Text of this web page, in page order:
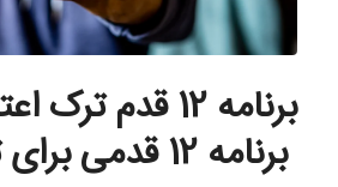
برنامه 12 قدم
برنامه 12 قدمی برای ترک اعتیاد